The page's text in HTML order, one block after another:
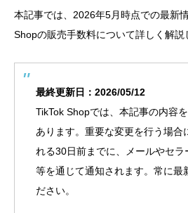
本記事では、2026年5月時点での最新
Shopの販売手数料について詳しく解説
最終更新日：2026/05/12
TikTok Shopでは、本記事の内容
あります。重要な変更を行う場合
れる30日前までに、メールやセラ
等を通じて通知されます。常に最
ださい。